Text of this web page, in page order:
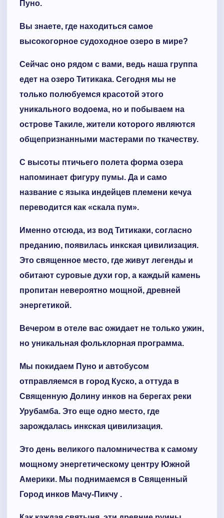
Пуно.
Вы знаете, где находиться самое
высокогорное судоходное озеро в мире?
Сейчас оно рядом с вами, ведь наша группа
едет на озеро Титикака. Сегодня мы не
только полюбуемся красотой этого
уникального водоема, но и побываем на
острове Такиле, жители которого являются
общепризнанными мастерами по ткачеству.
С высоты птичьего полета форма озера
напоминает фигуру пумы. Да и само
название с языка индейцев племени кечуа
переводится как «скала пум».
Именно отсюда, из вод Титикаки, согласно
преданию, появилась инкская цивилизация.
Это священное место, где живут легенды и
обитают суровые духи гор, а каждый камень
пропитан невероятно мощной, древней
энергетикой.
Вечером в отеле вас ожидает не только ужин,
но уникальная фольклорная программа.
Мы покидаем Пуно и автобусом
отправляемся в город Куско, а оттуда в
Священную Долину инков на берегах реки
Урубамба. Это еще одно место, где
зарождалась инкская цивилизация.
Это день великого паломничества к самому
мощному энергетическому центру Южной
Америки. Мы поднимаемся в Священный
Город инков Мачу-Пикчу .